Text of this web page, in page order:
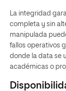
La integridad
completa y sin
manipulada
fallos operativos
donde la data se
académicas o